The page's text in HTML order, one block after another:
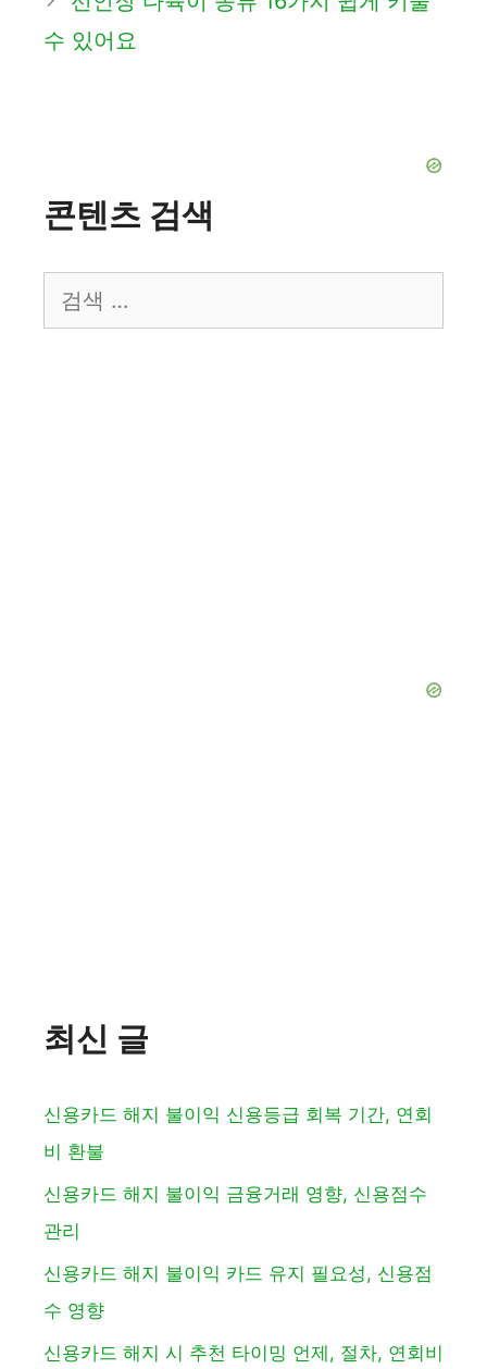
수 있어요
콘텐츠 검색
색:
최신 글
신용카드 해지 불이익 신용등급 회복 기간, 연회
비 환불
신용카드 해지 불이익 금융거래 영향, 신용점수
관리
신용카드 해지 불이익 카드 유지 필요성, 신용점
수 영향
신용카드 해지 시 추천 타이밍 언제, 절차, 연회비